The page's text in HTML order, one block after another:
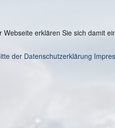
erklären Sie sich damit
der Datenschutzerklärung